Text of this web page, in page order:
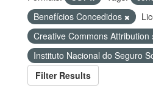
Benefícios Concedidos
Creative Commons Attribution
Instituto Nacional do Seguro
Filter Results